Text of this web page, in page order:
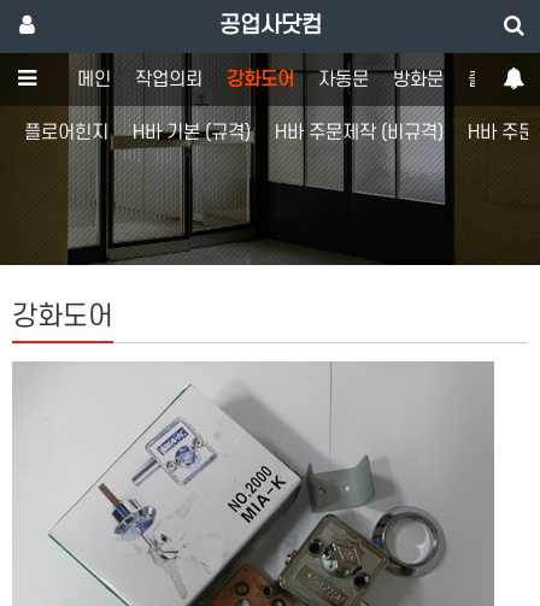
공업사닷컴
메인 작업의뢰 강화도어 자동문 방화문 출입통제
플로어힌지 H바 기본 (규격) H바 주문제작 (비규격) H바 주
강화도어